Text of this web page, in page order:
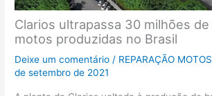
Clarios ultrapassa 30 milhões
motos produzidas no Brasil
Deixe um comentário / REPARAÇÃO MOTOS
de setembro de 2021